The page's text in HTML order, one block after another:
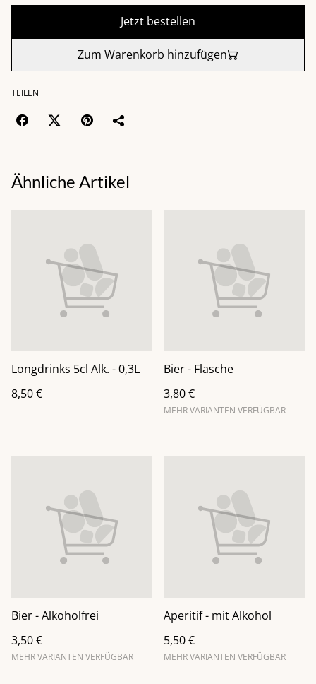
Jetzt bestellen
Zum Warenkorb hinzufügen
TEILEN
Ähnliche Artikel
Longdrinks 5cl Alk. - 0,3L
8,50 €
Bier - Flasche
3,80 €
MEHR VARIANTEN VERFÜGBAR
Bier - Alkoholfrei
3,50 €
MEHR VARIANTEN VERFÜGBAR
Aperitif - mit Alkohol
5,50 €
MEHR VARIANTEN VERFÜGBAR